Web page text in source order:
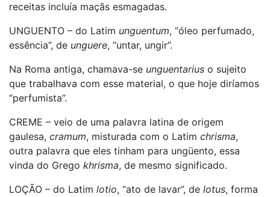
receitas incluía maçãs esmagadas.
UNGUENTO – do Latim unguentum, “óleo perfumado,
essência”, de unguere, “untar, ungir”.
Na Roma antiga, chamava-se unguentarius o sujeito
que trabalhava com esse material, o que hoje diríamos
“perfumista”.
CREME – veio de uma palavra latina de origem
gaulesa, cramum, misturada com o Latim chrisma,
outra palavra que eles tinham para ungüento, essa
vinda do Grego khrisma, de mesmo significado.
LOÇÃO – do Latim lotio, “ato de lavar”, de lotus, forma